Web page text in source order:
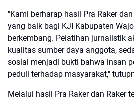
"Kami berharap hasil Pra Raker
yang baik bagi KJI Kabupaten
berkembang. Pelatihan jurnalistik
kualitas sumber daya anggota,
sosial menjadi bukti bahwa insan
peduli terhadap masyarakat,"
Melalui hasil Pra Raker dan Raker